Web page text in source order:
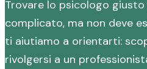
Trovare lo psicologo
complicato, ma non deve
ti aiutiamo a orientarti:
rivolgersi a un